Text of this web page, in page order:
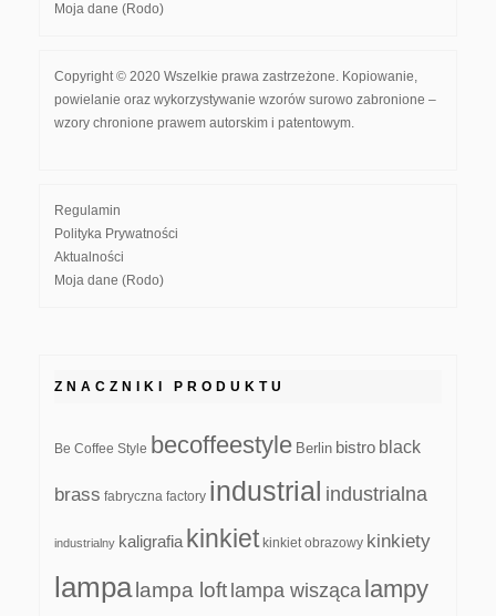
Moja dane (Rodo)
Copyright © 2020 Wszelkie prawa zastrzeżone. Kopiowanie,
powielanie oraz wykorzystywanie wzorów surowo zabronione –
wzory chronione prawem autorskim i patentowym.
Regulamin
Polityka Prywatności
Aktualności
Moja dane (Rodo)
ZNACZNIKI PRODUKTU
Be Coffee Style becoffeestyle Berlin bistro black
brass fabryczna factory industrial industrialna
industrialny kaligrafia kinkiet kinkiet obrazowy kinkiety
lampa lampa loft lampa wisząca lampy